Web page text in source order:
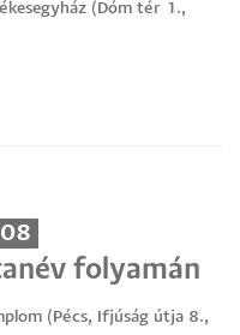
(Dóm tér 1.,
folyamán
(Pécs, Ifjúság útja 8.,